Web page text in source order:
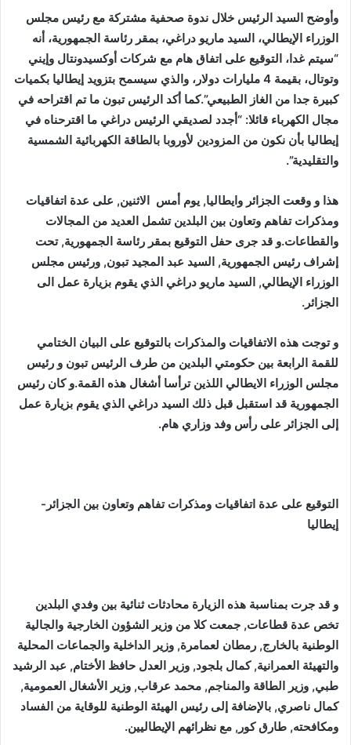
وأوضح السيد الرئيس خلال ندوة صحفية مشتركة مع رئيس مجلس
الوزراء الإيطالي، السيد ماريو دراغي، بمقر رئاسة الجمهورية، أنه
“سيتم غدا، التوقيع على اتفاق هام مع شركات أوكسيدونتال وإيني
وتوتال، بقيمة 4 مليارات دولار، والذي سيسمح بتزويد إيطاليا بكميات
كبيرة جدا من الغاز الطبيعي”.كما أكد الرئيس تبون ما تم اقتراحه في
مجال الكهرباء قائلا: “أجدد لصديقي الرئيس دراغي ما اقترحناه في
إيطاليا بأن نكون من المزودين لأوروبا بالطاقة الكهربائية الشمسية
والتقليدية”.
هذا و وقعت الجزائر وايطاليا, يوم أمس الاثنين, على عدة اتفاقيات
ومذكرات تفاهم وتعاون بين البلدين تشمل العديد من المجالات
والقطاعات.و قد جرى حفل التوقيع بمقر رئاسة الجمهورية, تحت
إشراف رئيس الجمهورية, السيد عبد المجيد تبون, ورئيس مجلس
الوزراء الإيطالي, السيد ماريو دراغي الذي يقوم بزيارة عمل الى
الجزائر.
و توجت هذه الاتفاقيات والمذكرات بالتوقيع على البيان الختامي
للقمة الرابعة بين حكومتي البلدين من طرف الرئيس تبون و رئيس
مجلس الوزراء الايطالي اللذين ترأسا أشغال هذه القمة.و كان رئيس
الجمهورية قد استقبل قبل ذلك السيد دراغي الذي يقوم بزيارة عمل
إلى الجزائر على رأس وفد وزاري هام.
التوقيع على عدة اتفاقيات ومذكرات تفاهم وتعاون بين الجزائر-
إيطاليا
و قد جرت بمناسبة هذه الزيارة محادثات ثنائية بين وفدي البلدين
تخص عدة قطاعات, جمعت كلا من وزير الشؤون الخارجية والجالية
الوطنية بالخارج, رمطان لعمامرة, وزير الداخلية والجماعات المحلية
والتهيئة العمرانية, كمال بلجود, وزير العدل حافظ الأختام, عبد الرشيد
طبي, وزير الطاقة والمناجم, محمد عرقاب, وزير الأشغال العمومية,
كمال ناصري, بالإضافة إلى رئيس الهيئة الوطنية للوقاية من الفساد
ومكافحته, طارق كور, مع نظرائهم الإيطاليين.